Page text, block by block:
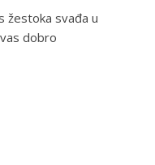
žestoka svađa u
dobro